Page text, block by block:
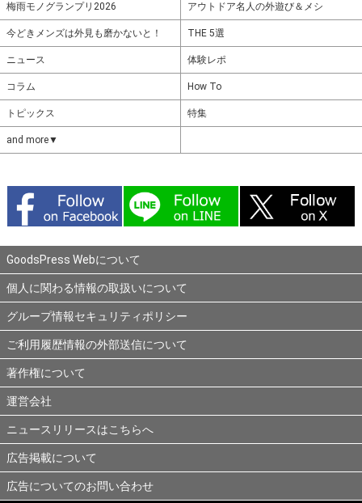
梅雨モノグランプリ2026 アウトドア名人の外遊び＆メシ
今どきメンズは外見も磨かないと！ THE 5選
ニュース 体験レポ
コラム How To
トピックス 特集
and more▼
GoodsPress Webについて
個人に関わる情報の取扱いについて
グループ情報セキュリティポリシー
ご利用履歴情報の外部送信について
著作権について
運営会社
ニュースリリースはこちらへ
広告掲載について
広告についてのお問い合わせ